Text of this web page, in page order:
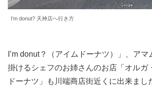
I’m donut? 天神店へ行き方
I’m donut？（アイムドーナツ）」、ア
掛けるシェフのお姉さんのお店「オルガ
ドーナツ」も川端商店街近くに出来まし